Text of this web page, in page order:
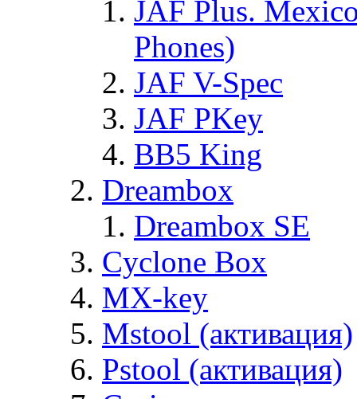
JAF Plus.
Phones)
JAF V-Spec
JAF PKey
BB5 King
Dreambox
Dreambox SE
Cyclone Box
MX-key
Mstool (активация)
Pstool (активация)